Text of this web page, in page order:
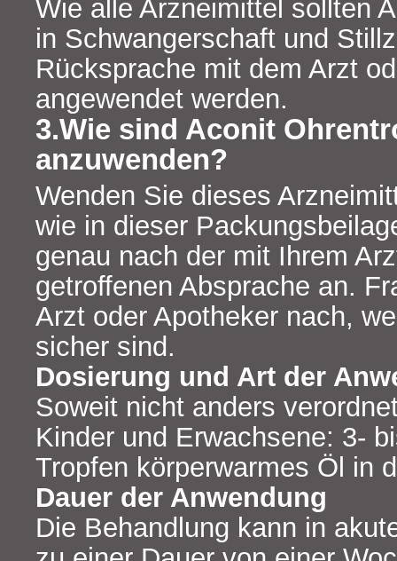
Wie alle Arzneimittel sollten
in Schwangerschaft und
Rücksprache mit dem Arzt
angewendet werden.
3.Wie sind Aconit
anzuwenden?
Wenden Sie dieses
wie in dieser
genau nach der mit Ihrem
getroffenen Absprache an.
Arzt oder Apotheker nach,
sicher sind.
Dosierung und Art der
Soweit nicht anders
Kinder und Erwachsene: 3-
Tropfen körperwarmes Öl in
Dauer der Anwendung
Die Behandlung kann in